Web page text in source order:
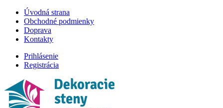
Úvodná strana
Obchodné podmienky
Doprava
Kontakty
Prihlásenie
Registrácia